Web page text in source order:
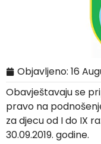
Objavljeno: 16
Obavještavaju se
pravo na
za djecu od I do IX
30.09.2019. godine.